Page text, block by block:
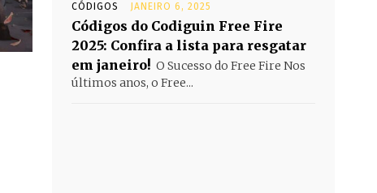
CÓDIGOS JANEIRO 6, 2025
Códigos do Codiguin Free Fire
2025: Confira a lista para resgatar
em janeiro! O Sucesso do Free Fire Nos
últimos anos, o Free...